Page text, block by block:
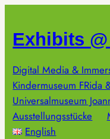
springen
Exhibits
Digital Media &
Kindermuseum FRida
Universalmuseum
Ausstellungsstücke
English